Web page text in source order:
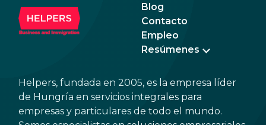
Blog
Contacto
Empleo
Resúmenes
Helpers, fundada en 2005, es la empresa líder
de Hungría en servicios integrales para
empresas y particulares de todo el mundo.